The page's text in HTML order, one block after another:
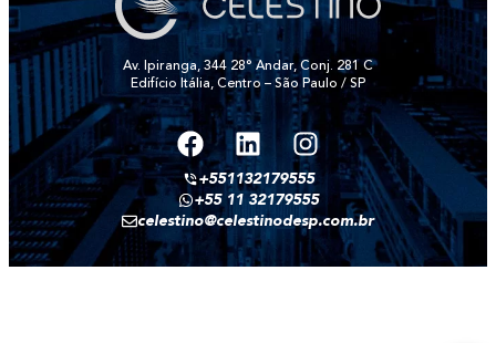
Av. Ipiranga, 344 28° Andar, Conj. 281 C
Edifício Itália, Centro – São Paulo / SP
+551132179555
+55 11 32179555
celestino@celestinodesp.com.br